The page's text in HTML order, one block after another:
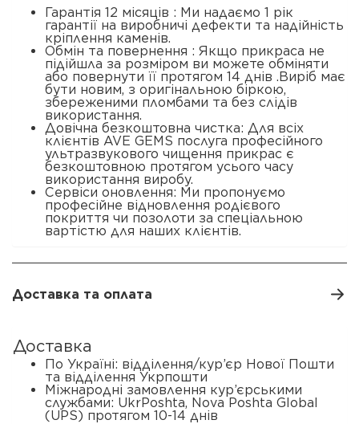
Гарантія 12 місяців : Ми надаємо 1 рік
гарантії на виробничі дефекти та надійність
кріплення каменів.
Обмін та повернення : Якщо прикраса не
підійшла за розміром ви можете обміняти
або повернути її протягом 14 днів .Виріб має
бути новим, з оригінальною біркою,
збереженими пломбами та без слідів
використання.
Довічна безкоштовна чистка: Для всіх
клієнтів AVE GEMS послуга професійного
ультразвукового чищення прикрас є
безкоштовною протягом усього часу
використання виробу.
Сервіси оновлення: Ми пропонуємо
професійне відновлення родієвого
покриття чи позолоти за спеціальною
вартістю для наших клієнтів.
Доставка та оплата
Доставка
По Україні: відділення/кур’єр Нової Пошти
та відділення Укрпошти
Міжнародні замовлення кур’єрськими
службами: UkrPoshta, Nova Poshta Global
(UPS) протягом 10-14 днів